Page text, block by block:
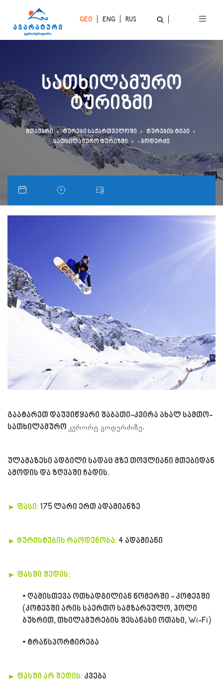
GEO ENG RUS
ᲡᲐᲗᲮᲘᲚᲐᲛᲣᲠᲝ
ᲢᲣᲠᲘᲖᲛᲘ
მთავარი ტურები საქართველოში
ტურების ტიპი
სათხილამურო ტურიზმი
- გოდერძი
გაატარეთ დაუვიწყარი შაბათი-კვირა ახალ სამთო-
სათხილამურო კურორტ გოდერძიზე.
ულამაზესი ადგილი სადაც მზე თოვლიანი მთებიდან
ამოდის და ზღვაში ჩადის.
► ფასი:175 ლარი ერთ ადამიანზე
► ტურისტების რაოდენობა: 4 ადამიანი
► ფასში შედის:
• ღამისთევა ოთხადგილიან ნომერში - კოტეჯში
(კოტეჯში არის საერთო სამზარეულო, ჰოლი
ბუხრით, თხილამურების შესანახი ოთახი, Wi-Fi)
• ტრანსპორტირება
► ფასში არ შედის: კვება